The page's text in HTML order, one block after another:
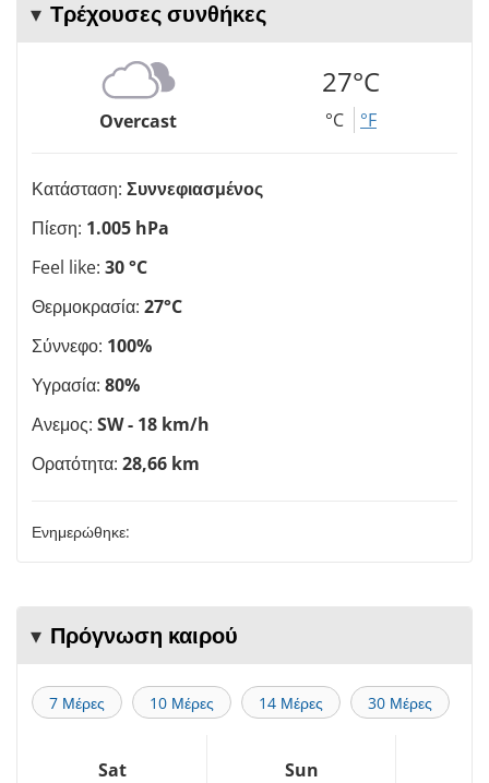
Τρέχουσες συνθήκες
Overcast
27°C
°C °F
Κατάσταση: Συννεφιασμένος
Πίεση: 1.005 hPa
Feel like: 30 °C
Θερμοκρασία: 27°C
Σύννεφο: 100%
Υγρασία: 80%
Ανεμος: SW - 18 km/h
Ορατότητα: 28,66 km
Ενημερώθηκε:
Πρόγνωση καιρού
7 Μέρες 10 Μέρες 14 Μέρες 30 Μέρες
Sat
Sun